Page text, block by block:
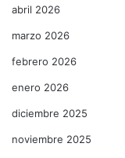
abril 2026
marzo 2026
febrero 2026
enero 2026
diciembre 2025
noviembre 2025